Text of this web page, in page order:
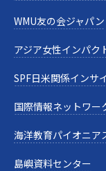
WMU友の会ジャパン
アジア女性インパク
SPF日米関係インサ
国際情報ネットワー
海洋教育パイオニア
島嶼資料センター